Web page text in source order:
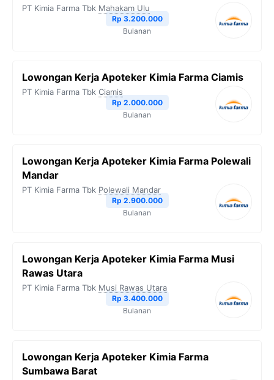
PT Kimia Farma Tbk Mahakam Ulu
Rp 3.200.000
Bulanan
Lowongan Kerja Apoteker Kimia Farma Ciamis
PT Kimia Farma Tbk Ciamis
Rp 2.000.000
Bulanan
Lowongan Kerja Apoteker Kimia Farma Polewali
Mandar
PT Kimia Farma Tbk Polewali Mandar
Rp 2.900.000
Bulanan
Lowongan Kerja Apoteker Kimia Farma Musi
Rawas Utara
PT Kimia Farma Tbk Musi Rawas Utara
Rp 3.400.000
Bulanan
Lowongan Kerja Apoteker Kimia Farma
Sumbawa Barat